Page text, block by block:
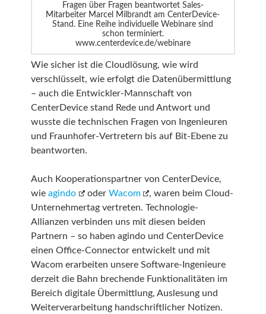
Fragen über Fragen beantwortet Sales-
Mitarbeiter Marcel Milbrandt am CenterDevice-
Stand. Eine Reihe individuelle Webinare sind
schon terminiert.
www.centerdevice.de/webinare
Wie sicher ist die Cloudlösung, wie wird
verschlüsselt, wie erfolgt die Datenübermittlung
– auch die Entwickler-Mannschaft von
CenterDevice stand Rede und Antwort und
wusste die technischen Fragen von Ingenieuren
und Fraunhofer-Vertretern bis auf Bit-Ebene zu
beantworten.
Auch Kooperationspartner von CenterDevice,
wie agindo oder Wacom
, waren beim Cloud-
Unternehmertag vertreten. Technologie-
Allianzen verbinden uns mit diesen beiden
Partnern – so haben agindo und CenterDevice
einen Office-Connector entwickelt und mit
Wacom erarbeiten unsere Software-Ingenieure
derzeit die Bahn brechende Funktionalitäten im
Bereich digitale Übermittlung, Auslesung und
Weiterverarbeitung handschriftlicher Notizen.